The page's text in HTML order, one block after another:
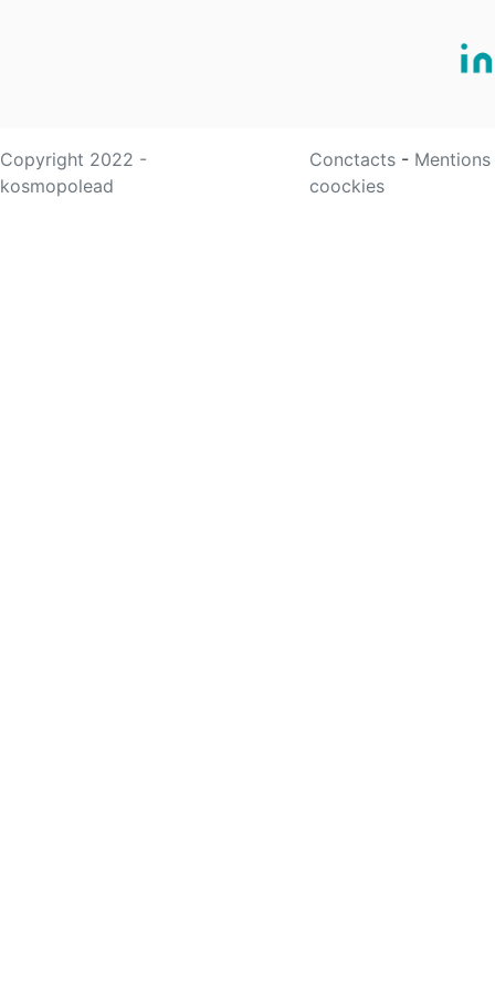
Copyright 2022 -
kosmopolead
Conctacts -
coockies